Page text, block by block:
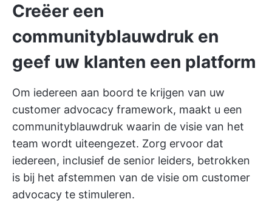
Creëer een
communityblauwdruk en
geef uw klanten een platform
Om iedereen aan boord te krijgen van uw
customer advocacy framework, maakt u een
communityblauwdruk waarin de visie van het
team wordt uiteengezet. Zorg ervoor dat
iedereen, inclusief de senior leiders, betrokken
is bij het afstemmen van de visie om customer
advocacy te stimuleren.